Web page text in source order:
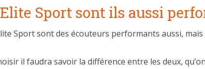
Sport sont ils aussi
Sport sont des écouteurs performants aussi,
il faudra savoir la différence entre les deux,